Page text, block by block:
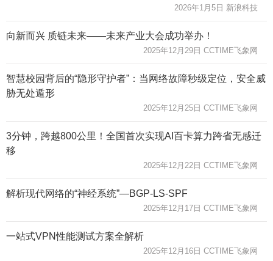
2026年1月5日 新浪科技
向新而兴 质链未来——未来产业大会成功举办！
2025年12月29日 CCTIME飞象网
智慧校园背后的“隐形守护者”：当网络故障秒级定位，安全威
胁无处遁形
2025年12月25日 CCTIME飞象网
3分钟，跨越800公里！全国首次实现AI百卡算力跨省无感迁
移
2025年12月22日 CCTIME飞象网
解析现代网络的“神经系统”—BGP-LS-SPF
2025年12月17日 CCTIME飞象网
一站式VPN性能测试方案全解析
2025年12月16日 CCTIME飞象网